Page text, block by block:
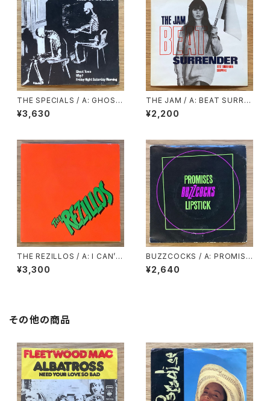
THE SPECIALS / A: GHOST
TOWN / B1: WHY? / B2: FRI
DAY NIGHT, SATURDAY M
¥3,630
THE JAM / A: BEAT SURRE
NDER / B: SHOPPING
¥2,200
THE REZILLOS / A: I CAN’T
STAND MY BABY / B: I WAN
NA BE YOUR MAN
¥3,300
BUZZCOCKS / A: PROMISE
S / B: LIPSTICK
¥2,640
その他の商品